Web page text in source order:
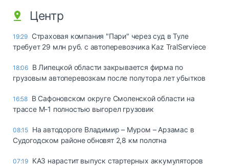
Центр
19:29 Страховая компания "Пари" через суд в Туле
требует 29 млн руб. с автоперевозчика Kaz TralServiece
18:06 В Липецкой области закрывается фирма по
грузовым автоперевозкам после полутора лет убытков
16:58 В Сафоновском округе Смоленской области на
трассе М-1 полностью выгорел грузовик
08:15 На автодороге Владимир – Муром – Арзамас в
Судогодском районе обновят 2,8 км полотна
07:19 КАЗ нарастит выпуск стартерных аккумуляторов